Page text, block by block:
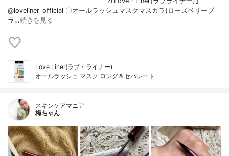
@loveliner_official 〇オールラッシュマスクマスカラ(ローズベリーブ
ラ…続きを見る
Love Liner(ラブ・ライナー)
オールラッシュ マスク ロング＆セパレート
スキンケアマニア
梅ちゃん